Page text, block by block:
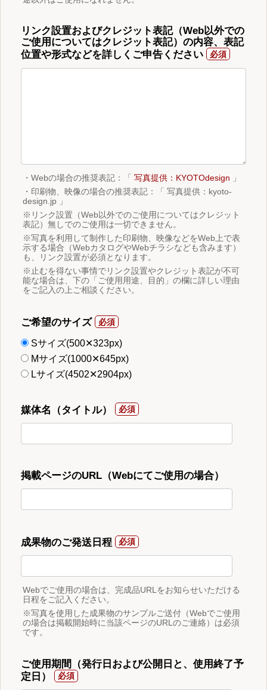
リンク設置およびクレジット表記（Web以外での
ご使用についてはクレジット表記）の内容、表記
位置や形式などを詳しくご申告ください
・Webの場合の推奨表記：「 写真提供：KYOTOdesign 」
・印刷物、映像の場合の推奨表記：「 写真提供：kyoto-
design.jp 」
※リンク設置（Web以外でのご使用についてはクレジット
表記）無しでのご使用は一切できません。
※写真を利用して制作した印刷物、映像などをWeb上で表
示する場合（WebカタログやWebチラシなども含みます）
も、リンク設置が必須となります。
※止むを得ない事情でリンク設置やクレジット表記が不可
能な場合は、下の「ご使用用途、目的」の欄に詳しい理由
をご記入の上ご相談ください。
ご希望のサイズ
Sサイズ(500✕323px)
Mサイズ(1000✕645px)
Lサイズ(4502✕2904px)
媒体名（タイトル）
掲載ページのURL（Webにてご使用の場合）
成果物のご発送日程
Webでご使用の場合は、完成品URLをお知らせいただける
日程をご記入ください。
※写真を使用した成果物のサンプルご送付（Webでご使用
の場合は掲載開始時に当該ページのURLのご連絡）は必須
です。
ご使用期間（発行日および公開日と、使用終了予
定日）